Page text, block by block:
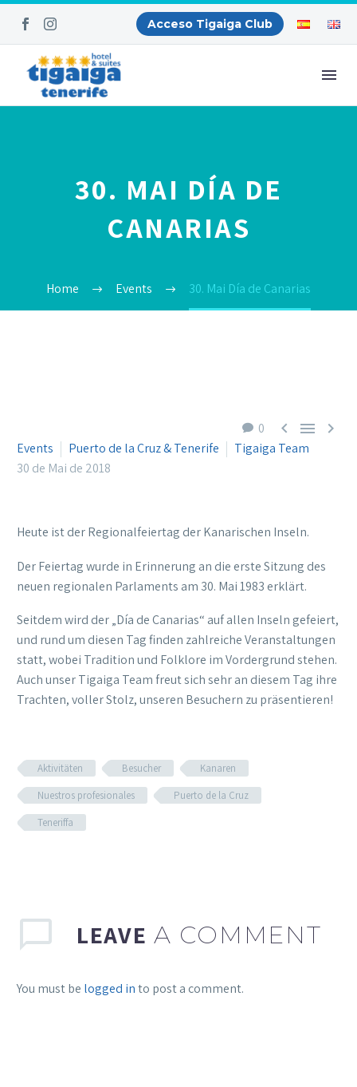
Acceso Tigaiga Club
30. MAI DÍA DE
CANARIAS
Home Events 30. Mai Día de Canarias
0   
Events Puerto de la Cruz & Tenerife
Tigaiga Team
30 de Mai de 2018
Heute ist der Regionalfeiertag der Kanarischen Inseln.
Der Feiertag wurde in Erinnerung an die erste Sitzung des
neuen regionalen Parlaments am 30. Mai 1983 erklärt.
Seitdem wird der „Día de Canarias“ auf allen Inseln gefeiert,
und rund um diesen Tag finden zahlreiche Veranstaltungen
statt, wobei Tradition und Folklore im Vordergrund stehen.
Auch unser Tigaiga Team freut sich sehr an diesem Tag ihre
Trachten, voller Stolz, unseren Besuchern zu präsentieren!
Aktivitäten Besucher
Kanaren
Nuestros profesionales
Puerto de la Cruz
Teneriffa
LEAVE A COMMENT
You must be logged into post a comment.